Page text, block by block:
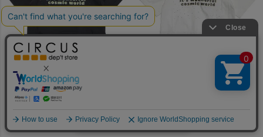
フォークメイド
何かお探しですか？